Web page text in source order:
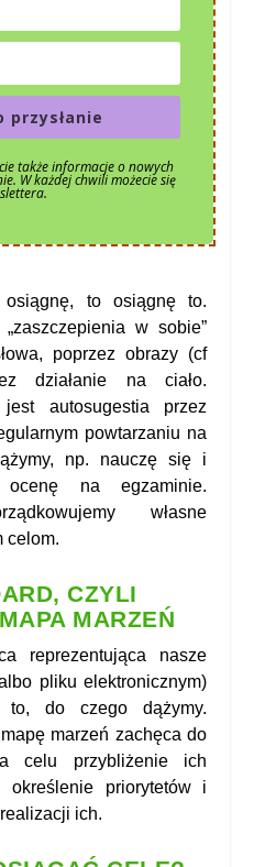
przysłanie
także informacje o nowych
W każdej chwili możecie się
to osiągnę to.
w sobie”
poprzez obrazy (cf
działanie na ciało.
autosugestia przez
powtarzaniu na
np. nauczę się i
ocenę na egzaminie.
własne
celom.
CZYLI
MARZEŃ
reprezentująca nasze
pliku elektronicznym)
to, do czego dążymy.
marzeń zachęca do
celu przybliżenie ich
określenie priorytetów i
ich.